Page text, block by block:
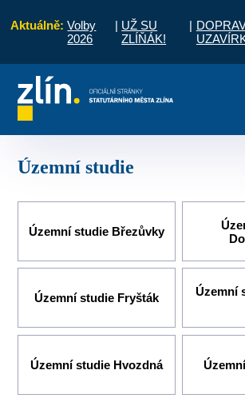
Aktuálně: Volby
2026
| UŽ SU
ZLÍŇÁK!
|
vyřídit
Územní studie
Územní studie Březůvky
Územní studie Fryšták
Územní
Územní studie Hvozdná